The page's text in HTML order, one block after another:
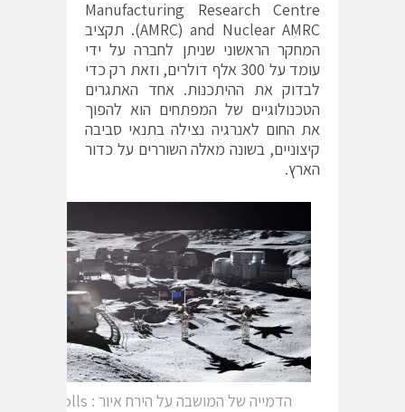
Manufacturing Research Centre
(AMRC) and Nuclear AMRC. תקציב
המחקר הראשוני שניתן לחברה על ידי
עומד על 300 אלף דולרים, וזאת רק כדי
לבדוק את ההיתכנות. אחד האתגרים
הטכנולוגיים של המפתחים הוא להפוך
את החום לאנרגיה נצילה בתנאי סביבה
קיצוניים, בשונה מאלה השוררים על כדור
הארץ.
הדמייה של המושבה על הירח איור : Royce-Rolls